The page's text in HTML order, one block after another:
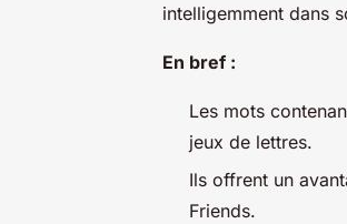
intelligemment dans
En bref :
Les mots
jeux de lettres.
Ils offrent un
Friends.